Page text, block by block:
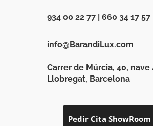
934 00 22 77| 660 34 17 57
info@BarandiLux.com
Carrer de Múrcia, 40, nave
Llobregat, Barcelona
Pedir Cita ShowRoom